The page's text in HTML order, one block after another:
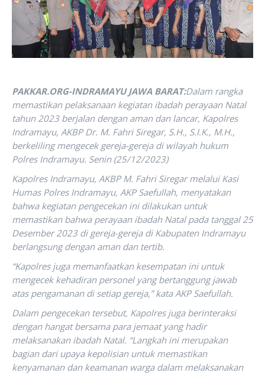
PAKKAR.ORG-INDRAMAYU JAWA BARAT:Dalam rangka
memastikan pelaksanaan kegiatan ibadah perayaan Natal
tahun 2023 berjalan dengan aman dan lancar, Kapolres
Indramayu, AKBP Dr. M. Fahri Siregar, S.H., S.I.K., M.H.,
berkeliling mengecek gereja-gereja di wilayah hukum
Polres Indramayu. Senin (25/12/2023)
Kapolres Indramayu, AKBP M. Fahri Siregar melalui Kasi
Humas Polres Indramayu, AKP Saefullah, menyatakan
bahwa kegiatan pengecekan ini dilakukan untuk
memastikan bahwa perayaan ibadah Natal pada tanggal 25
Desember 2023 di gereja-gereja di Kabupaten Indramayu
berlangsung dengan aman dan tertib.
“Kapolres juga memanfaatkan kesempatan ini untuk
mengecek kehadiran personel yang bertanggung jawab
atas pengamanan di setiap gereja,” kata AKP Saefullah.
Dalam pengecekan tersebut, Kapolres juga berinteraksi
dengan hangat bersama para jemaat yang hadir
melaksanakan ibadah Natal. “Langkah ini merupakan
bagian dari upaya kepolisian untuk memastikan
kenyamanan dan keamanan warga dalam melaksanakan